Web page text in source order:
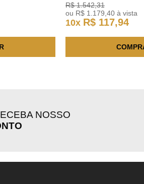
R$ 1.542,31
ou R$ 1 179 ,40 à vista
10x R$ 117,94
NOSSO